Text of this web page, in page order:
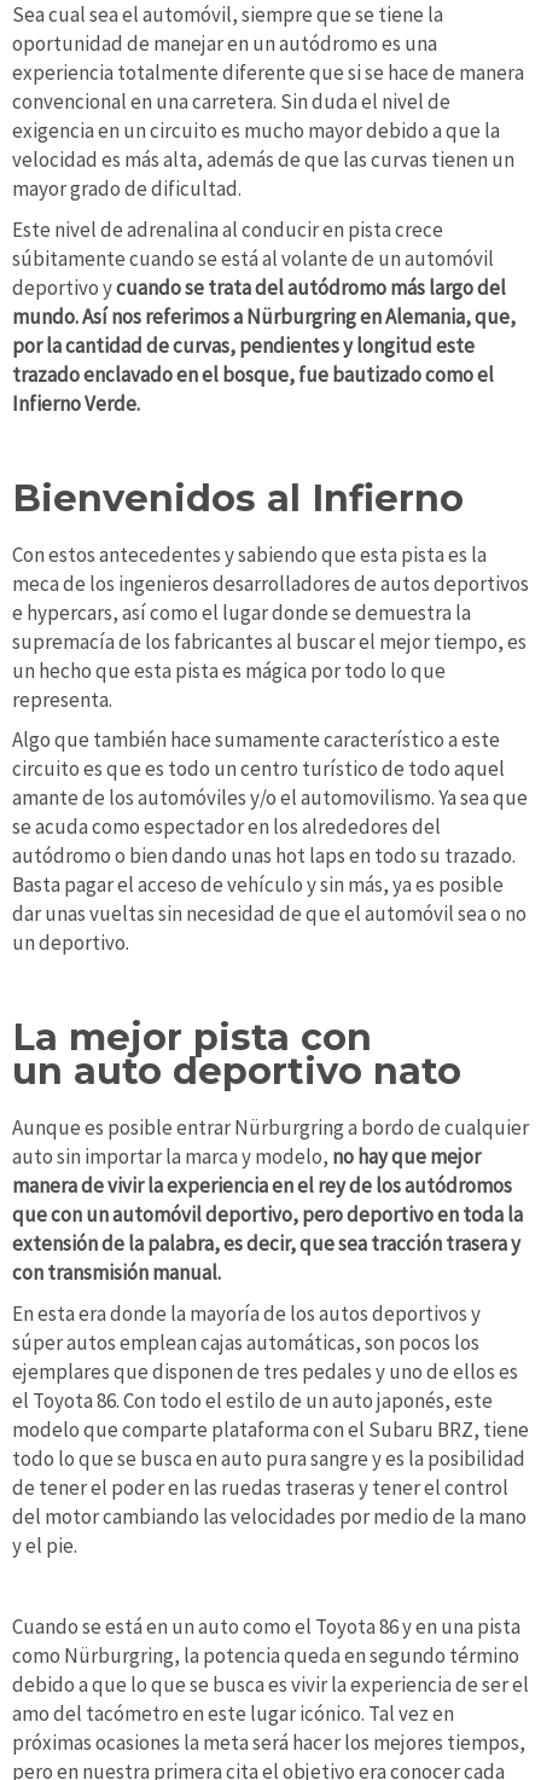
Sea cual sea el automóvil, siempre que se tiene la
oportunidad de manejar en un autódromo es una
experiencia totalmente diferente que si se hace de manera
convencional en una carretera. Sin duda el nivel de
exigencia en un circuito es mucho mayor debido a que la
velocidad es más alta, además de que las curvas tienen un
mayor grado de dificultad.
Este nivel de adrenalina al conducir en pista crece
súbitamente cuando se está al volante de un automóvil
deportivo ycuando se trata del autódromo más largo del
mundo. Así nos referimos a Nürburgring en Alemania, que,
por la cantidad de curvas, pendientes y longitud este
trazado enclavado en el bosque, fue bautizado como el
Infierno Verde.
Bienvenidos al Infierno
Con estos antecedentes y sabiendo que esta pista es la
meca de los ingenieros desarrolladores de autos deportivos
e hypercars, así como el lugar donde se demuestra la
supremacía de los fabricantes al buscar el mejor tiempo, es
un hecho que esta pista es mágica por todo lo que
representa.
Algo que también hace sumamente característico a este
circuito es que es todo un centro turístico de todo aquel
amante de los automóviles y/o el automovilismo. Ya sea que
se acuda como espectador en los alrededores del
autódromo o bien dando unas hot laps en todo su trazado.
Basta pagar el acceso de vehículo y sin más, ya es posible
dar unas vueltas sin necesidad de que el automóvil sea o no
un deportivo.
La mejor pista con
un auto deportivo nato
Aunque es posible entrar Nürburgring a bordo de cualquier
auto sin importar la marca y modelo, no hay que mejor
manera de vivir la experiencia en el rey de los autódromos
que con un automóvil deportivo, pero deportivo en toda la
extensión de la palabra, es decir, que sea tracción trasera y
con transmisión manual.
En esta era donde la mayoría de los autos deportivos y
súper autos emplean cajas automáticas, son pocos los
ejemplares que disponen de tres pedales y uno de ellos es
el Toyota 86. Con todo el estilo de un auto japonés, este
modelo que comparte plataforma con el Subaru BRZ, tiene
todo lo que se busca en auto pura sangre y es la posibilidad
de tener el poder en las ruedas traseras y tener el control
del motor cambiando las velocidades por medio de la mano
y el pie.
Cuando se está en un auto como el Toyota 86 y en una pista
como Nürburgring, la potencia queda en segundo término
debido a que lo que se busca es vivir la experiencia de ser el
amo del tacómetro en este lugar icónico. Tal vez en
próximas ocasiones la meta será hacer los mejores tiempos,
pero en nuestra primera cita el objetivo era conocer cada